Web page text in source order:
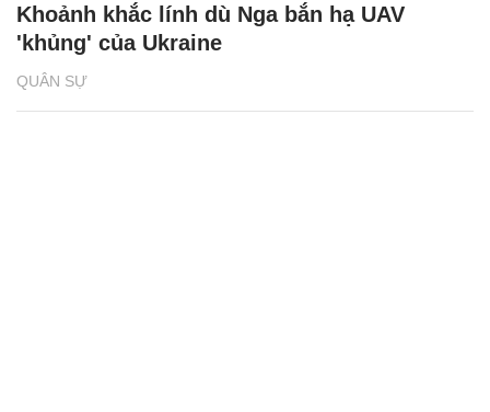
QUÂN SỰ
Khoảnh khắc lính dù Nga bắn hạ UAV
'khủng' của Ukraine